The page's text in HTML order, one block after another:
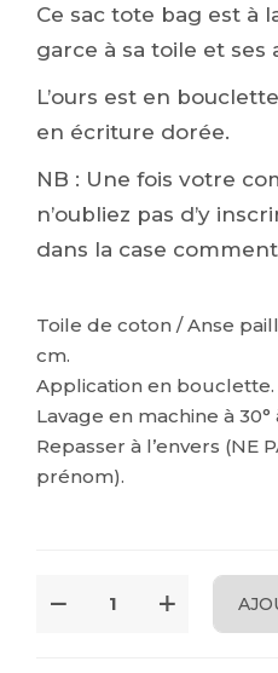
Ce sac tote bag est à
garce à sa toile et ses
L’ours est en
en écriture dorée.
NB : Une fois votre
n’oubliez pas d’y
dans la case
Toile de coton / Anse
cm.
Application en bouclette.
Lavage en machine à 30°
Repasser à l’envers (NE
prénom).